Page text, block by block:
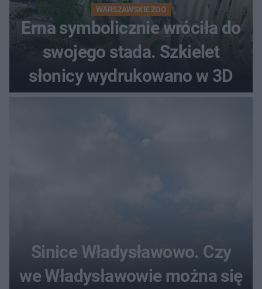
WARSZAWSKIE ZOO
Erna symbolicznie wróciła do
swojego stada. Szkielet
słonicy wydrukowano w 3D
Sinice Władysławowo. Czy
we Władysławowie można się